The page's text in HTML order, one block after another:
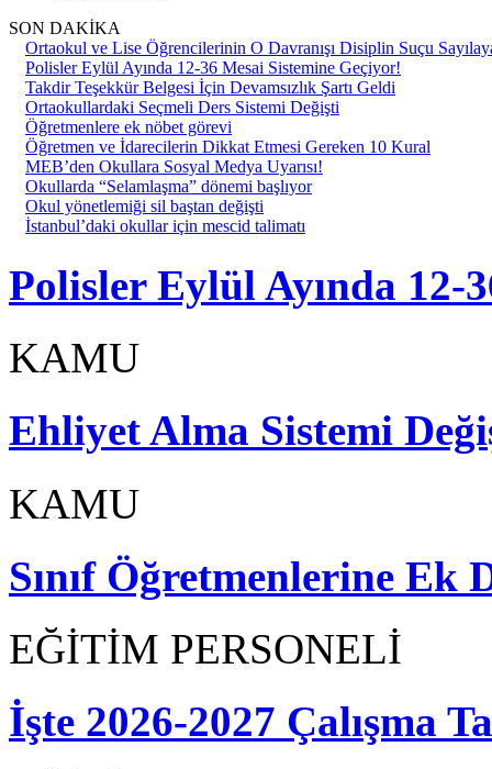
SON DAKİKA
Ortaokul ve Lise Öğrencilerinin O Davranışı Disiplin Suçu
Polisler Eylül Ayında 12-36 Mesai Sistemine Geçiyor!
Takdir Teşekkür Belgesi İçin Devamsızlık Şartı Geldi
Ortaokullardaki Seçmeli Ders Sistemi Değişti
Öğretmenlere ek nöbet görevi
Öğretmen ve İdarecilerin Dikkat Etmesi Gereken 10 Kural
MEB’den Okullara Sosyal Medya Uyarısı!
Okullarda “Selamlaşma” dönemi başlıyor
Okul yönetlemiği sil baştan değişti
İstanbul’daki okullar için mescid talimatı
Polisler Eylül Ayında 12-
KAMU
Ehliyet Alma Sistemi
KAMU
Sınıf Öğretmenlerine Ek
EĞİTİM PERSONELİ
İşte 2026-2027 Çalışma